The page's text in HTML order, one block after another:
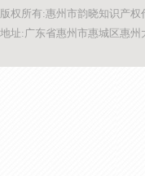
版权所有:惠州市韵晓知识产权
地址:广东省惠州市惠城区惠